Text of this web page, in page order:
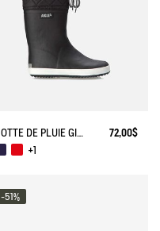
BOTTE DE PLUIE GIBOULEE FOURRÉE
72,00$
+1
-51%